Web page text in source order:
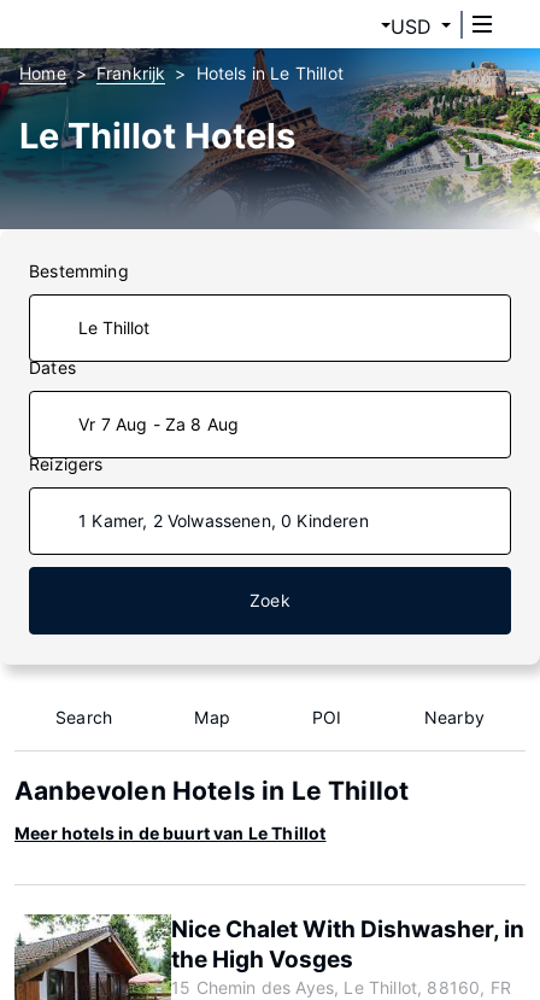
USD
Home Frankrijk Hotels in Le Thillot
Le Thillot Hotels
Bestemming
Dates
Vr 7 Aug - Za 8 Aug
Reizigers
1 Kamer, 2 Volwassenen, 0 Kinderen
Zoek
Search Map POI Nearby
Aanbevolen Hotels in Le Thillot
Meer hotels in de buurt van Le Thillot
Nice Chalet With Dishwasher, in
the High Vosges
15 Chemin des Ayes, Le Thillot, 88160, FR